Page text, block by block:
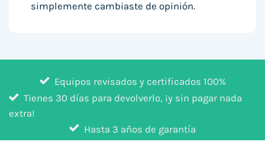
simplemente cambiaste de opinión.
Equipos revisados y certificados 100%
Tienes 30 días para devolverlo, ¡y sin pagar nada
extra!
Hasta 3 años de garantía